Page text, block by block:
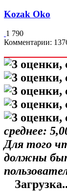
Kozak Oko
1 790
Комментарии:
среднее:
Для того
должны